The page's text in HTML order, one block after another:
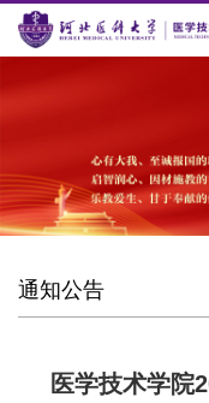
通知公告
医学技术学院